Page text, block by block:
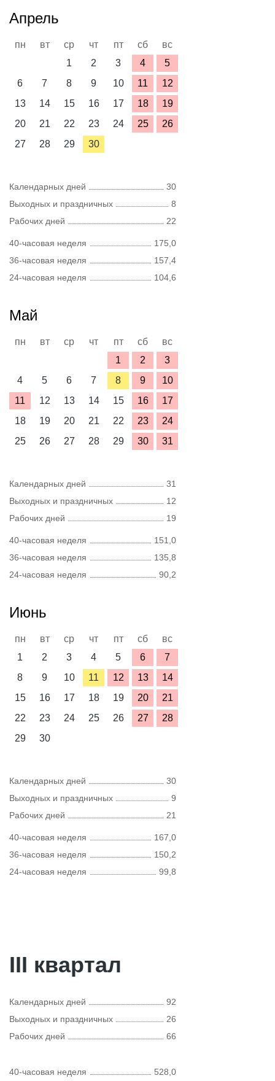
Апрель
пн вт ср чт пт сб
вс
1
2 3 4
5
6
7 8 9 10 11
12
13
14 15 16 17 18
19
20
21 22 23 24 25
26
27
28 29 30
Календарных дней
30
Выходных и праздничных
8
Рабочих дней
22
40-часовая неделя
175,0
36-часовая неделя
157,4
24-часовая неделя
104,6
Май
пн вт ср чт пт сб
вс
1
2
3
4
5 6 7 8 9
10
11
12 13 14 15 16
17
18
19 20 21 22 23
24
25
26 27 28 29 30 31
Календарных дней
31
Выходных и праздничных
12
Рабочих дней
19
40-часовая неделя
151,0
36-часовая неделя
135,8
24-часовая неделя
90,2
Июнь
пн вт ср чт пт сб
вс
1
2 3 4 5 6
7
8
9 10 11 12 13
14
15
16 17 18 19 20
21
22
23 24 25 26 27
28
29
30
Календарных дней
30
Выходных и праздничных
9
Рабочих дней
21
40-часовая неделя
167,0
36-часовая неделя
150,2
24-часовая неделя
99,8
III квартал
Календарных дней
92
Выходных и праздничных
26
Рабочих дней
66
40-часовая неделя 528,0